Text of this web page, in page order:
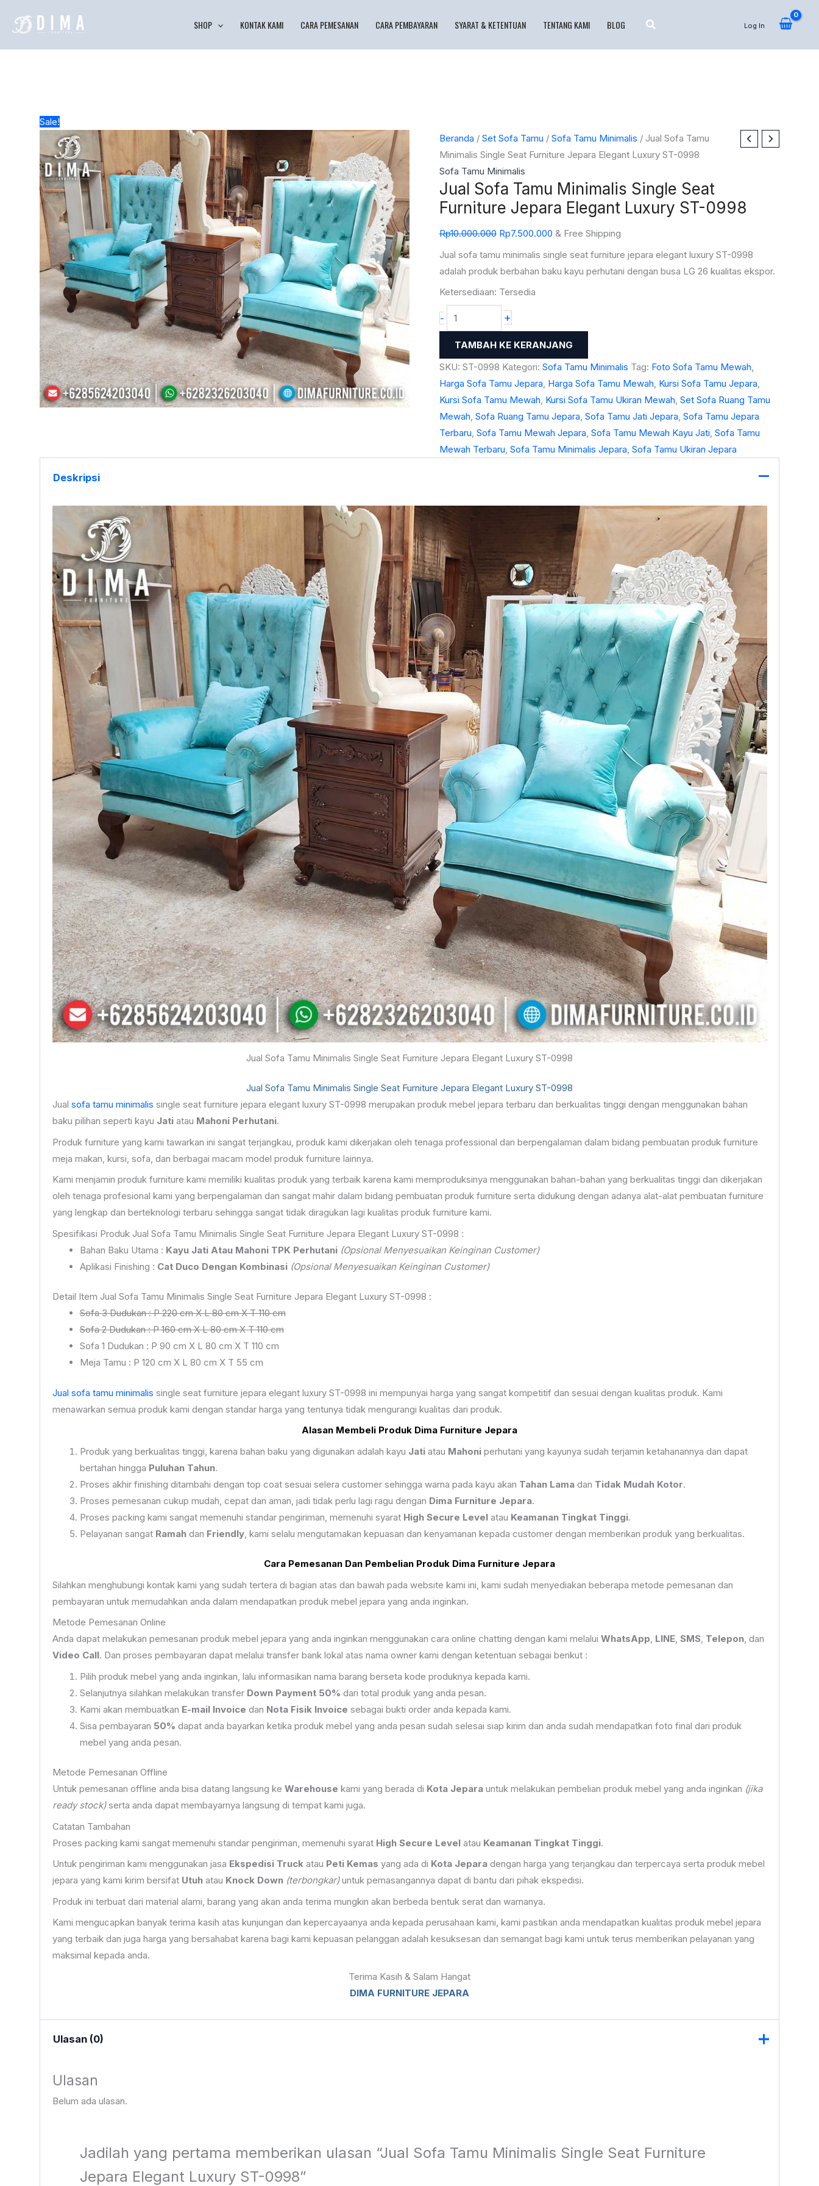
SHOP KONTAK KAMI CARA PEMESANAN CARA PEMBAYARAN SYARAT & KETENTUAN TENTANG KAMI BLOG Log In
Sale!
Beranda / Set Sofa Tamu / Sofa Tamu Minimalis / Jual Sofa Tamu
Minimalis Single Seat Furniture Jepara Elegant Luxury ST-0998
Sofa Tamu Minimalis
Jual Sofa Tamu Minimalis Single Seat
Furniture Jepara Elegant Luxury ST-0998
Rp10.000.000
Harga
aslinya
adalah:
Rp10.000.000.
Rp7.500.000
Harga
saat
adalah:
Rp7.500.000.
& Free Shipping
Jual sofa tamu minimalis single seat furniture jepara elegant luxury ST-0998
adalah produk berbahan baku kayu perhutani dengan busa LG 26 kualitas ekspor.
Ketersediaan: Tersedia
-
Kuantitas
Jual
Sofa
Tamu
Minimalis
Seat
Furniture
Jepara
Elegant
Luxury
ST-
0998
+
TAMBAH KE KERANJANG
SKU: ST-0998 Kategori: Sofa Tamu Minimalis Tag: Foto Sofa Tamu Mewah,
Harga Sofa Tamu Jepara, Harga Sofa Tamu Mewah, Kursi Sofa Tamu Jepara,
Kursi Sofa Tamu Mewah, Kursi Sofa Tamu Ukiran Mewah, Set Sofa Ruang Tamu
Mewah, Sofa Ruang Tamu Jepara, Sofa Tamu Jati Jepara, Sofa Tamu Jepara
Terbaru, Sofa Tamu Mewah Jepara, Sofa Tamu Mewah Kayu Jati, Sofa Tamu
Mewah Terbaru, Sofa Tamu Minimalis Jepara, Sofa Tamu Ukiran Jepara
Deskripsi
Jual Sofa Tamu Minimalis Single Seat Furniture Jepara Elegant Luxury ST-0998
Jual Sofa Tamu Minimalis Single Seat Furniture Jepara Elegant Luxury ST-0998
Jual sofa tamu minimalis single seat furniture jepara elegant luxury ST-0998 merupakan produk mebel jepara terbaru dan berkualitas tinggi dengan menggunakan bahan
baku pilihan seperti kayu Jatiatau Mahoni Perhutani.
Produk furniture yang kami tawarkan ini sangat terjangkau, produk kami dikerjakan oleh tenaga professional dan berpengalaman dalam bidang pembuatan produk furniture
meja makan, kursi, sofa, dan berbagai macam model produk furniture lainnya.
Kami menjamin produk furniture kami memiliki kualitas produk yang terbaik karena kami memproduksinya menggunakan bahan-bahan yang berkualitas tinggi dan dikerjakan
oleh tenaga profesional kami yang berpengalaman dan sangat mahir dalam bidang pembuatan produk furniture serta didukung dengan adanya alat-alat pembuatan furniture
yang lengkap dan berteknologi terbaru sehingga sangat tidak diragukan lagi kualitas produk furniture kami.
Spesifikasi Produk Jual Sofa Tamu Minimalis Single Seat Furniture Jepara Elegant Luxury ST-0998 :
Bahan Baku Utama : Kayu Jati Atau Mahoni TPK Perhutani (Opsional Menyesuaikan Keinginan Customer)
Aplikasi Finishing : Cat Duco Dengan Kombinasi (Opsional Menyesuaikan Keinginan Customer)
Detail Item Jual Sofa Tamu Minimalis Single Seat Furniture Jepara Elegant Luxury ST-0998 :
Sofa 3 Dudukan : P 220 cm X L 80 cm X T 110 cm
Sofa 2 Dudukan : P 160 cm X L 80 cm X T 110 cm
Sofa 1 Dudukan : P 90 cm X L 80 cm X T 110 cm
Meja Tamu : P 120 cm X L 80 cm X T 55 cm
Jual sofa tamu minimalis single seat furniture jepara elegant luxury ST-0998 ini mempunyai harga yang sangat kompetitif dan sesuai dengan kualitas produk. Kami
menawarkan semua produk kami dengan standar harga yang tentunya tidak mengurangi kualitas dari produk.
Alasan Membeli Produk Dima Furniture Jepara
Produk yang berkualitas tinggi, karena bahan baku yang digunakan adalah kayu Jatiatau Mahoniperhutani yang kayunya sudah terjamin ketahanannya dan dapat
bertahan hingga Puluhan Tahun.
Proses akhir finishing ditambahi dengan top coat sesuai selera customer sehingga warna pada kayu akan Tahan Lamadan Tidak Mudah Kotor.
Proses pemesanan cukup mudah, cepat dan aman, jadi tidak perlu lagi ragu dengan Dima Furniture Jepara.
Proses packing kami sangat memenuhi standar pengiriman, memenuhi syarat High Secure Levelatau Keamanan Tingkat Tinggi.
Pelayanan sangat Ramahdan Friendly, kami selalu mengutamakan kepuasan dan kenyamanan kepada customer dengan memberikan produk yang berkualitas.
Cara Pemesanan Dan Pembelian Produk Dima Furniture Jepara
Silahkan menghubungi kontak kami yang sudah tertera di bagian atas dan bawah pada website kami ini, kami sudah menyediakan beberapa metode pemesanan dan
pembayaran untuk memudahkan anda dalam mendapatkan produk mebel jepara yang anda inginkan.
Metode Pemesanan Online
Anda dapat melakukan pemesanan produk mebel jepara yang anda inginkan menggunakan cara online chatting dengan kami melalui WhatsApp, LINE, SMS, Telepon, dan
Video Call. Dan proses pembayaran dapat melalui transfer bank lokal atas nama owner kami dengan ketentuan sebagai berikut :
Pilih produk mebel yang anda inginkan, lalu informasikan nama barang berseta kode produknya kepada kami.
Selanjutnya silahkan melakukan transfer Down Payment 50% dari total produk yang anda pesan.
Kami akan membuatkan E-mail Invoice dan Nota Fisik Invoice sebagai bukti order anda kepada kami.
Sisa pembayaran 50% dapat anda bayarkan ketika produk mebel yang anda pesan sudah selesai siap kirim dan anda sudah mendapatkan foto final dari produk
mebel yang anda pesan.
Metode Pemesanan Offline
Untuk pemesanan offline anda bisa datang langsung ke Warehouse kami yang berada di Kota Jeparauntuk melakukan pembelian produk mebel yang anda inginkan (jika
ready stock)serta anda dapat membayarnya langsung di tempat kami juga.
Catatan Tambahan
Proses packing kami sangat memenuhi standar pengiriman, memenuhi syarat High Secure Levelatau Keamanan Tingkat Tinggi.
Untuk pengiriman kami menggunakan jasa Ekspedisi Truckatau Peti Kemas yang ada di Kota Jeparadengan harga yang terjangkau dan terpercaya serta produk mebel
jepara yang kami kirim bersifat Utuhatau Knock Down (terbongkar)untuk pemasangannya dapat di bantu dari pihak ekspedisi.
Produk ini terbuat dari material alami, barang yang akan anda terima mungkin akan berbeda bentuk serat dan warnanya.
Kami mengucapkan banyak terima kasih atas kunjungan dan kepercayaanya anda kepada perusahaan kami, kami pastikan anda mendapatkan kualitas produk mebel jepara
yang terbaik dan juga harga yang bersahabat karena bagi kami kepuasan pelanggan adalah kesuksesan dan semangat bagi kami untuk terus memberikan pelayanan yang
maksimal kepada anda.
Terima Kasih & Salam Hangat
DIMA FURNITURE JEPARA
Ulasan (0)
Ulasan
Belum ada ulasan.
Jadilah yang pertama memberikan ulasan “Jual Sofa Tamu Minimalis Single Seat Furniture
Jepara Elegant Luxury ST-0998”